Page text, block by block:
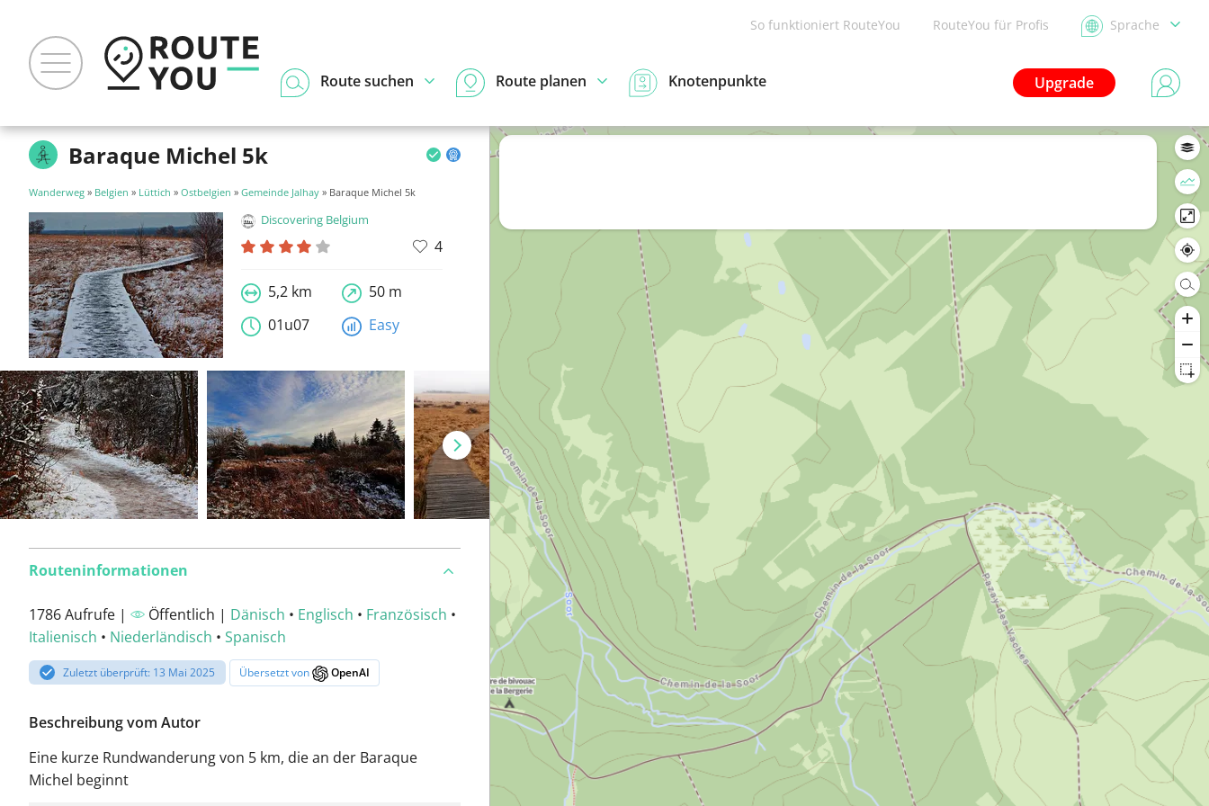
So funktioniert RouteYou RouteYou für Profis Sprache
Upgrade
Route suchen Route planen Knotenpunkte
Baraque Michel 5k
Wanderweg » Belgien » Lüttich » Ostbelgien » Gemeinde Jalhay » Baraque Michel 5k
Discovering Belgium
4
5,2 km
50 m
01u07
Easy
Routeninformationen
1786 Aufrufe | Öffentlich | Dänisch • Englisch • Französisch •
Italienisch • Niederländisch • Spanisch
Zuletzt überprüft: 13 Mai 2025 Übersetzt von OpenAI
Beschreibung vom Autor
Eine kurze Rundwanderung von 5 km, die an der Baraque
Michel beginnt